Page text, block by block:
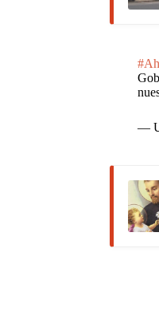
—